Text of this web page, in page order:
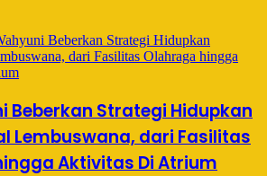
Beberkan Strategi Hidupkan
Lembuswana, dari Fasilitas
Aktivitas Di Atrium